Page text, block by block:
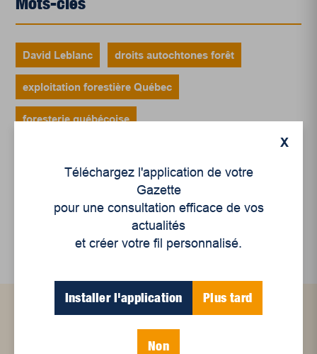
David Leblanc droits autochtones forêt
exploitation forestière Québec
foresterie québécoise
projet de loi 97 Québec protection environnement
réforme régime forestier
Articles connexes
X
Téléchargez l'application de votre
Gazette
pour une consultation efficace de vos
actualités
et créer votre fil personnalisé.
Installer l'application Plus tard
Non